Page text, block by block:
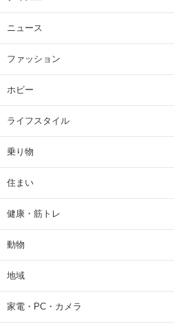
ニュース
ファッション
ホビー
ライフスタイル
乗り物
住まい
健康・筋トレ
動物
地域
家電・PC・カメラ